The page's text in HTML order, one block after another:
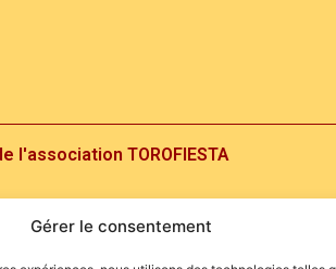
Gérer le consentement
l'association TOROFIESTA